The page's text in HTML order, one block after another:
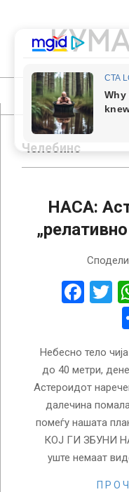
content
Primary
Navigation
MenuЧелебинс
НАСА:
Сподели
Небесно тело
до 40 метри,
Астероидот
далечина
помеѓу нашата
КОЈ ГИ ЗБУНИ
уште немаат